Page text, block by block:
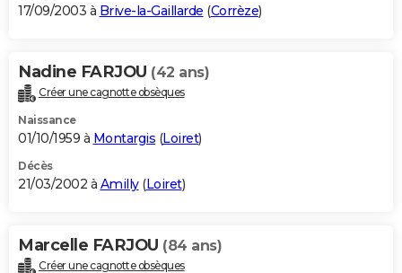
17/09/2003 à Brive-la-Gaillarde (Corrèze)
Nadine FARJOU (42 ans)
Créer une cagnotte obsèques
Naissance
01/10/1959 à Montargis (Loiret)
Décès
21/03/2002 à Amilly(Loiret)
Marcelle FARJOU (84 ans)
Créer une cagnotte obsèques